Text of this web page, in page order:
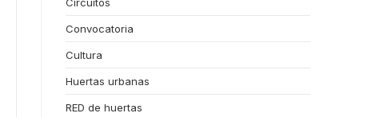
Convocatoria
Cultura
Huertas urbanas
RED de huertas